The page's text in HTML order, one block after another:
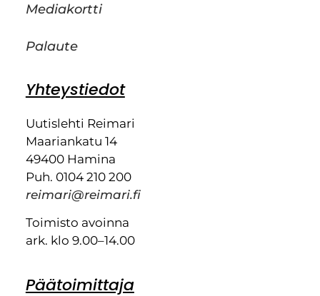
Mediakortti
Palaute
Yhteystiedot
Uutislehti Reimari
Maariankatu 14
49400 Hamina
Puh. 0104 210 200
reimari@reimari.fi
Toimisto avoinna
ark. klo 9.00–14.00
Päätoimittaja